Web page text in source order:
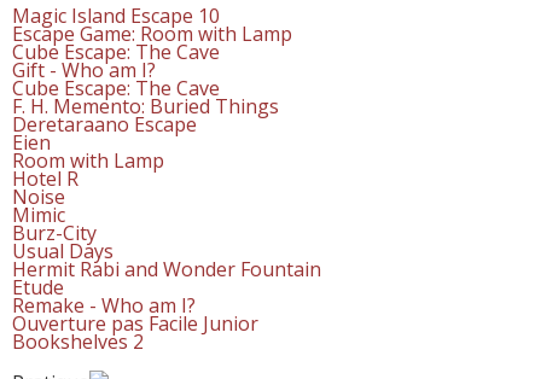
Magic Island Escape 10
Escape Game: Room with Lamp
Cube Escape: The Cave
Gift - Who am I?
Cube Escape: The Cave
F. H. Memento: Buried Things
Deretaraano Escape
Eien
Room with Lamp
Hotel R
Noise
Mimic
Burz-City
Usual Days
Hermit Rabi and Wonder Fountain
Etude
Remake - Who am I?
Ouverture pas Facile Junior
Bookshelves 2